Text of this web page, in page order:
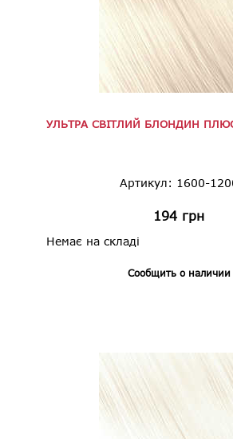
УЛЬТРА СВІТЛИЙ БЛОНДИН ПЛЮС
Артикул: 1600-
194 грн
Немає на складі
Сообщить о наличии